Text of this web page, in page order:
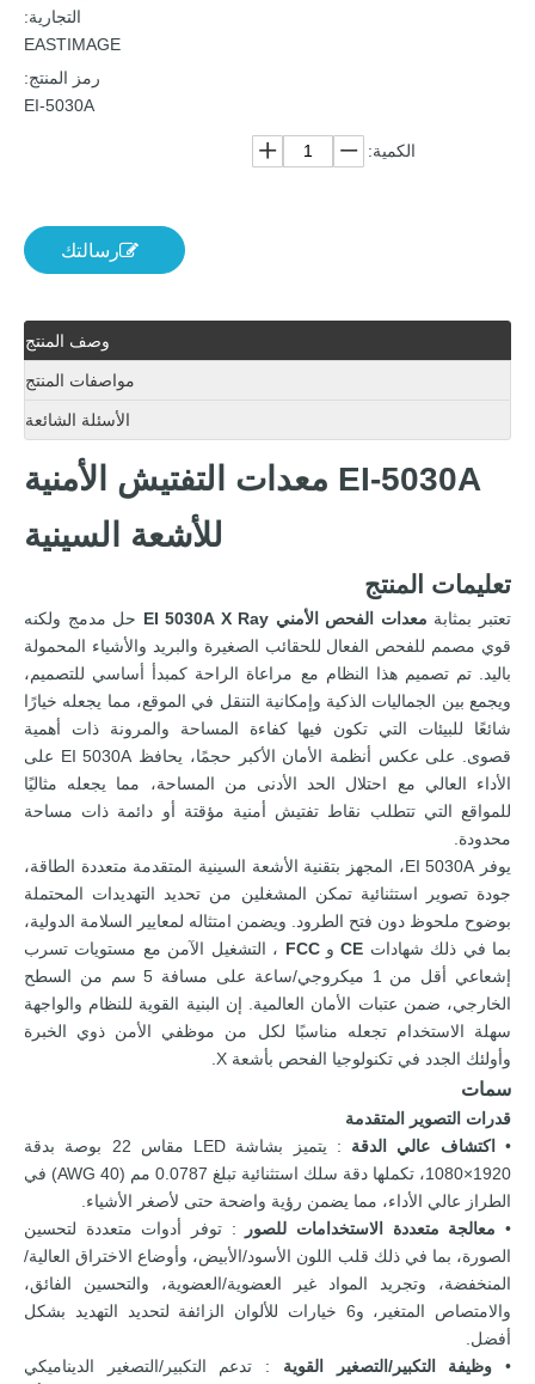
التجارية:
EASTIMAGE
رمز المنتج:
EI-5030A
الكمية:
رسالتك
وصف المنتج
مواصفات المنتج
الأسئلة الشائعة
EI-5030A معدات التفتيش الأمنية
للأشعة السينية
تعليمات المنتج
تعتبر بمثابة معدات الفحص الأمني ​​EI 5030A X Ray
حل مدمج ولكنه
قوي مصمم للفحص الفعال للحقائب الصغيرة والبريد والأشياء المحمولة
باليد. تم تصميم هذا النظام مع مراعاة الراحة كمبدأ أساسي للتصميم،
ويجمع بين الجماليات الذكية وإمكانية التنقل في الموقع، مما يجعله خيارًا
شائعًا للبيئات التي تكون فيها كفاءة المساحة والمرونة ذات أهمية
قصوى. على عكس أنظمة الأمان الأكبر حجمًا، يحافظ EI 5030A على
الأداء العالي مع احتلال الحد الأدنى من المساحة، مما يجعله مثاليًا
للمواقع التي تتطلب نقاط تفتيش أمنية مؤقتة أو دائمة ذات مساحة
محدودة.
يوفر EI 5030A، المجهز بتقنية الأشعة السينية المتقدمة متعددة الطاقة،
جودة تصوير استثنائية تمكن المشغلين من تحديد التهديدات المحتملة
بوضوح ملحوظ دون فتح الطرود. ويضمن امتثاله لمعايير السلامة الدولية،
بما في ذلك شهادات CE وFCC ، التشغيل الآمن مع مستويات تسرب
إشعاعي أقل من 1 ميكروجي/ساعة على مسافة 5 سم من السطح
الخارجي، ضمن عتبات الأمان العالمية. إن البنية القوية للنظام والواجهة
سهلة الاستخدام تجعله مناسبًا لكل من موظفي الأمن ذوي الخبرة
وأولئك الجدد في تكنولوجيا الفحص بأشعة X.
سمات
قدرات التصوير المتقدمة
•
اكتشاف عالي الدقة
: يتميز بشاشة LED مقاس 22 بوصة بدقة
1920×1080، تكملها دقة سلك استثنائية تبلغ 0.0787 مم (40 AWG) في
الطراز عالي الأداء، مما يضمن رؤية واضحة حتى لأصغر الأشياء.
• معالجة متعددة الاستخدامات للصور : توفر أدوات متعددة لتحسين
الصورة، بما في ذلك قلب اللون الأسود/الأبيض، وأوضاع الاختراق العالية/
المنخفضة، وتجريد المواد غير العضوية/العضوية، والتحسين الفائق،
والامتصاص المتغير، و6 خيارات للألوان الزائفة لتحديد التهديد بشكل
أفضل.
• وظيفة التكبير/التصغير القوية : تدعم التكبير/التصغير الديناميكي